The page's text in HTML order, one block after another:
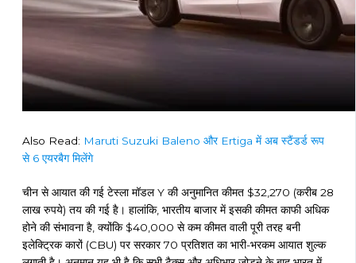
Also Read: Maruti Suzuki Baleno और Ertiga में अब स्टैंडर्ड रूप
से 6 एयरबैग मिलेंगे
चीन से आयात की गई टेस्ला मॉडल Y की अनुमानित कीमत $32,270 (करीब 28
लाख रुपये) तय की गई है। हालांकि, भारतीय बाजार में इसकी कीमत काफी अधिक
होने की संभावना है, क्योंकि $40,000 से कम कीमत वाली पूरी तरह बनी
इलेक्ट्रिक कारों (CBU) पर सरकार 70 प्रतिशत का भारी-भरकम आयात शुल्क